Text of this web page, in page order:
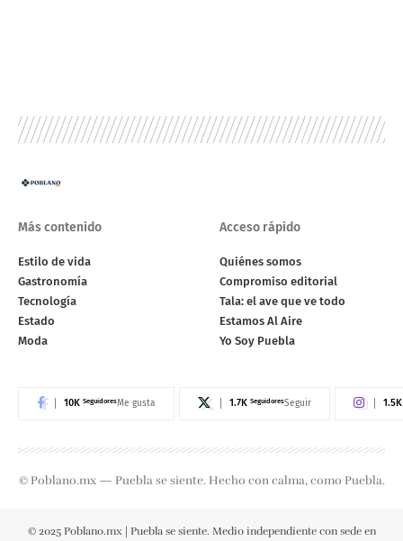
Más contenido
Estilo de vida
Gastronomía
Tecnología
Estado
Moda
Acceso rápido
Quiénes somos
Compromiso editorial
Tala: el ave que ve todo
Estamos Al Aire
Yo Soy Puebla
10K SeguidoresMe gusta 1.7K SeguidoresSeguir 1.5K
© Poblano.mx — Puebla se siente. Hecho con calma, como Puebla.
© 2025 Poblano.mx | Puebla se siente. Medio independiente con sede en